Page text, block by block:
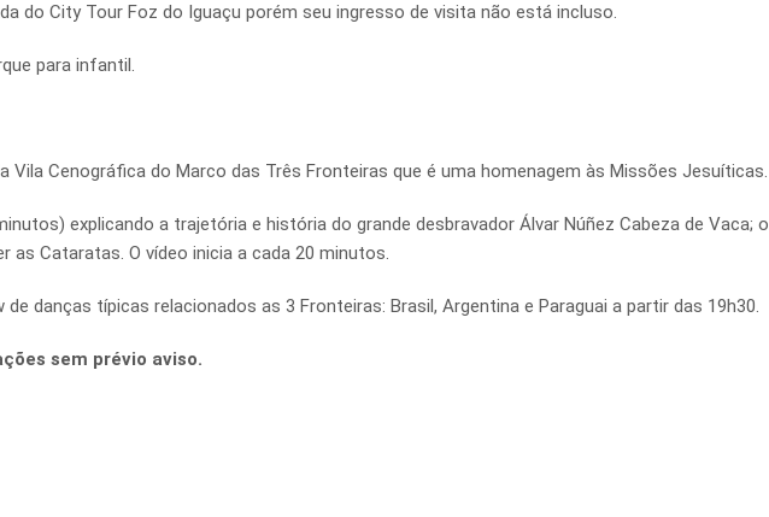
do City Tour Foz do Iguaçu porém seu ingresso de visita não está incluso.
para infantil.
Vila Cenográfica do Marco das Três Fronteiras que é uma homenagem às Missões Jesuíticas.
explicando a trajetória e história do grande desbravador Álvar Núñez Cabeza de Vaca; o
as Cataratas. O vídeo inicia a cada 20 minutos.
de danças típicas relacionados as 3 Fronteiras: Brasil, Argentina e Paraguai a partir das 19h30.
sem prévio aviso.